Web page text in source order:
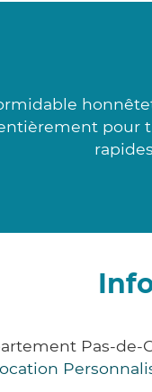
pour
Pas-de-